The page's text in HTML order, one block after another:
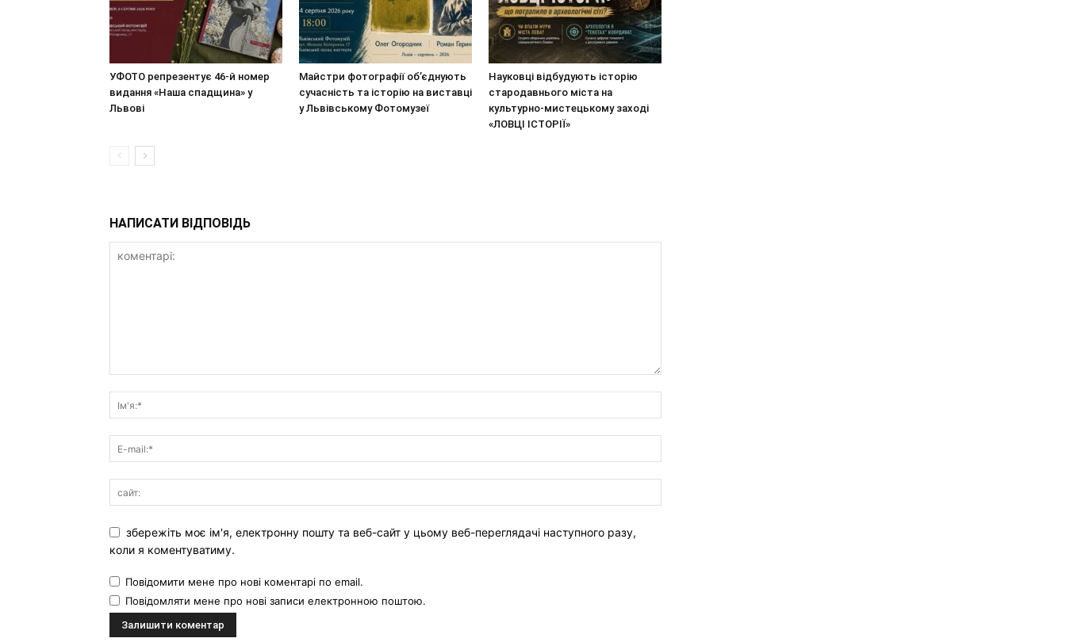
УФОТО репрезентує 46-й номер
видання «Наша спадщина» у
Львові
Майстри фотографії об’єднують
сучасність та історію на виставці
у Львівському Фотомузеї
Науковці відбудують історію
стародавнього міста на
культурно-мистецькому заході
«ЛОВЦІ ІСТОРІЇ»
НАПИСАТИ ВІДПОВІДЬ
збережіть моє ім'я, електронну пошту та веб-сайт у цьому веб-переглядачі наступного разу,
коли я коментуватиму.
Повідомити мене про нові коментарі по email.
Повідомляти мене про нові записи електронною поштою.